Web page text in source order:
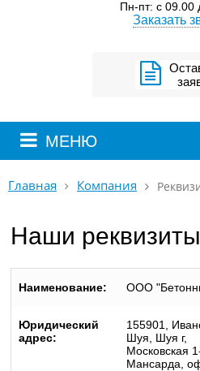
Пн-пт: с 09.00
Заказать
МЕНЮ
Главная Компания
Наши реквизиты
Наименование: ООО
Юридический
адрес:
155901,
Шуя, Шуя г,
Московская
Мансарда,